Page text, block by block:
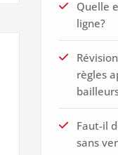
Quelle
ligne?
règles
Faut-il
sans